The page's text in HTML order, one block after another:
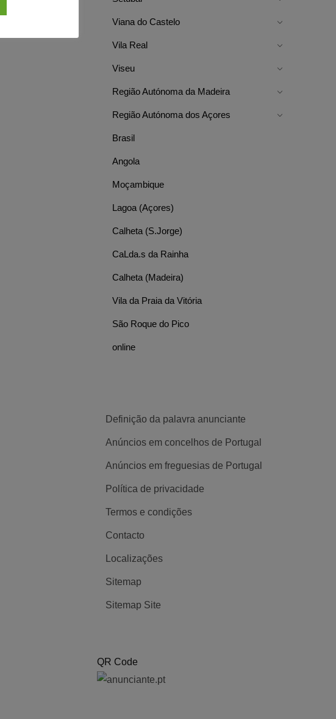
Viana do Castelo
Vila Real
Viseu
Região Autónoma da Madeira
Região Autónoma dos Açores
Brasil
Angola
Moçambique
Lagoa (Açores)
Calheta (S.Jorge)
CaLda.s da Rainha
Calheta (Madeira)
Vila da Praia da Vitória
São Roque do Pico
online
Definição da palavra anunciante
Anúncios em concelhos de Portugal
Anúncios em freguesias de Portugal
Política de privacidade
Termos e condições
Contacto
Localizações
Sitemap
Sitemap Site
QR Code